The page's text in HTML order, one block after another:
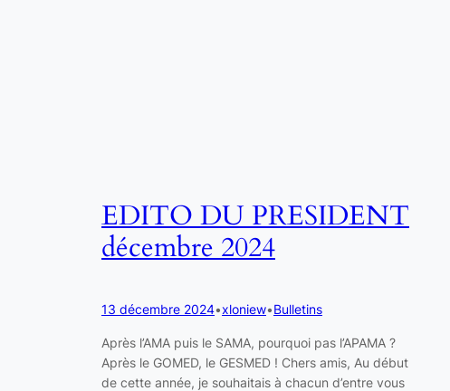
EDITO DU PRESIDENT
décembre 2024
13 décembre 2024•xloniew•Bulletins
Après l’AMA puis le SAMA, pourquoi pas l’APAMA ?
Après le GOMED, le GESMED ! Chers amis, Au début
de cette année, je souhaitais à chacun d’entre vous